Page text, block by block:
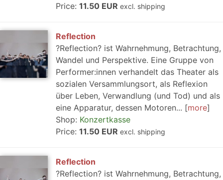
Price: 11.50 EUR excl. shipping
Reflection
?Reflection? ist Wahrnehmung, Betrachtung,
Wandel und Perspektive. Eine Gruppe von
Performer:innen verhandelt das Theater als
sozialen Versammlungsort, als Reflexion
über Leben, Verwandlung (und Tod) und als
eine Apparatur, dessen Motoren...
more
Shop: Konzertkasse
Price: 11.50 EUR excl. shipping
Reflection
?Reflection? ist Wahrnehmung, Betrachtung,